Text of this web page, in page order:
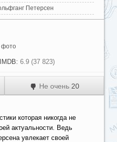
Петерсен
фото
6.9 (37 823)
Не очень 20
которая никогда не
актуальности. Ведь
увлекает своей